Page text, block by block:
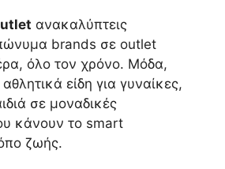
ανακαλύπτεις
brands σε outlet
όλο τον χρόνο. Μόδα,
είδη για γυναίκες,
σε μοναδικές
κάνουν το smart
ζωής.